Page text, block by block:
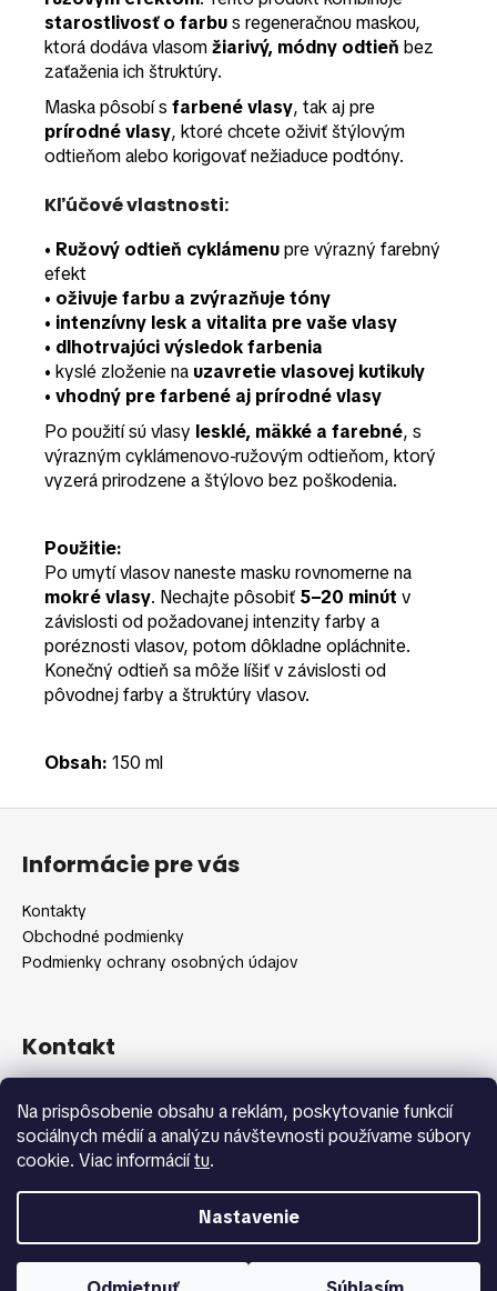
Na prispôsobenie obsahu a reklám, poskytovanie funkcií
sociálnych médií a analýzu návštevnosti používame súbory
cookie. Viac informáciítu.
Nastavenie
starostlivosť o farbus regeneračnou maskou,
ktorá dodáva vlasomžiarivý, módny odtieň bez
zaťaženia ich štruktúry.
Maska pôsobí s farbené vlasy, tak aj pre
prírodné vlasy, ktoré chcete oživiť štýlovým
odtieňom alebo korigovať nežiaduce podtóny.
Kľúčové vlastnosti:
• Ružový odtieň cyklámenupre výrazný farebný
efekt
• oživuje farbu a zvýrazňuje tóny
• intenzívny lesk a vitalita pre vaše vlasy
• dlhotrvajúci výsledok farbenia
• kyslé zloženie na uzavretie vlasovej kutikuly
• vhodný pre farbené aj prírodné vlasy
Po použití sú vlasy lesklé, mäkké a farebné, s
výrazným cyklámenovo-ružovým odtieňom, ktorý
vyzerá prirodzene a štýlovo bez poškodenia.
Použitie:
Po umytí vlasov naneste masku rovnomerne na
mokré vlasy. Nechajte pôsobiť 5–20 minút v
závislosti od požadovanej intenzity farby a
poréznosti vlasov, potom dôkladne opláchnite.
Konečný odtieň sa môže líšiť v závislosti od
pôvodnej farby a štruktúry vlasov.
Obsah: 150 ml
Z
Informácie pre vás
Kontakty
Obchodné podmienky
Podmienky ochrany osobných údajov
Kontakt
+420 775 371 692
Copyright 2026Shopbeauty.sk. Všetky práva vyhradené.